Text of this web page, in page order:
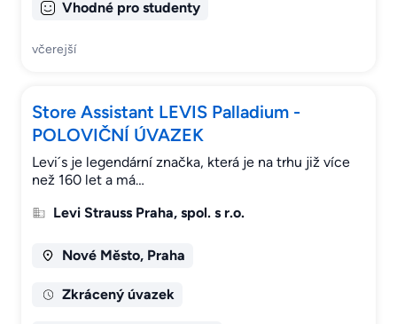
Vhodné pro studenty
včerejší
Store Assistant LEVIS Palladium -
POLOVIČNÍ ÚVAZEK
Levi´s je legendární značka, která je na trhu již více
než 160 let a má…
Levi Strauss Praha, spol. s r.o.
Nové Město, Praha
Zkrácený úvazek